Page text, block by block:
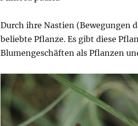
Durch ihre Nastien (Bewegungen
beliebte Pflanze. Es gibt diese
Blumengeschäften als Pflanzen